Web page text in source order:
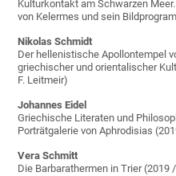
Kulturkontakt am Schwarzen
von Kelermes und sein
Nikolas Schmidt
Der hellenistische Apollontempel
griechischer und orientalischer
F. Leitmeir)
Johannes Eidel
Griechische Literaten und
Porträtgalerie von Aphrodisias
Vera Schmitt
Die Barbarathermen in Trier (2019